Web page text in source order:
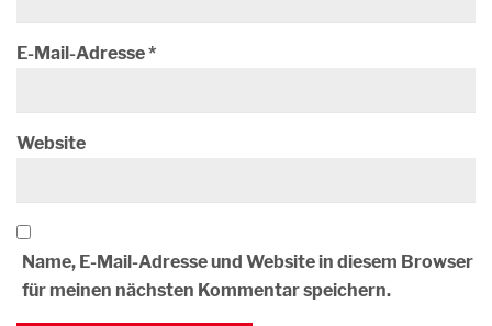
E-Mail-Adresse*
Website
Name, E-Mail-Adresse und Website in diesem Browser
für meinen nächsten Kommentar speichern.